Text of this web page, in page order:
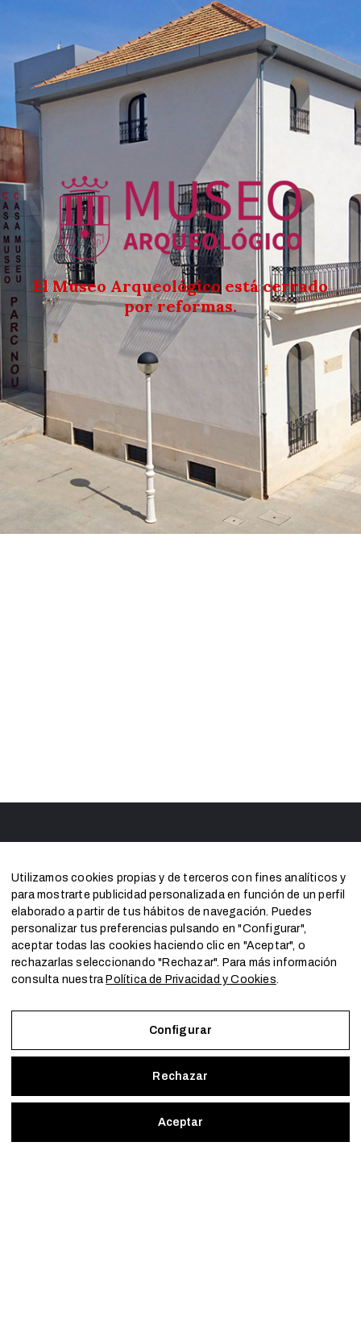
El Museo Arqueológico está cerrado
por reformas.
Plan de Recuperación, Transformación y Resiliencia – Financiado por
Utilizamos cookies propias y de terceros con fines analíticos y
para mostrarte publicidad personalizada en función de un perfil
elaborado a partir de tus hábitos de navegación. Puedes
personalizar tus preferencias pulsando en "Configurar",
aceptar todas las cookies haciendo clic en "Aceptar", o
rechazarlas seleccionando "Rechazar". Para más información
consulta nuestra Política de Privacidad y Cookies.
Configurar
Rechazar
Aceptar